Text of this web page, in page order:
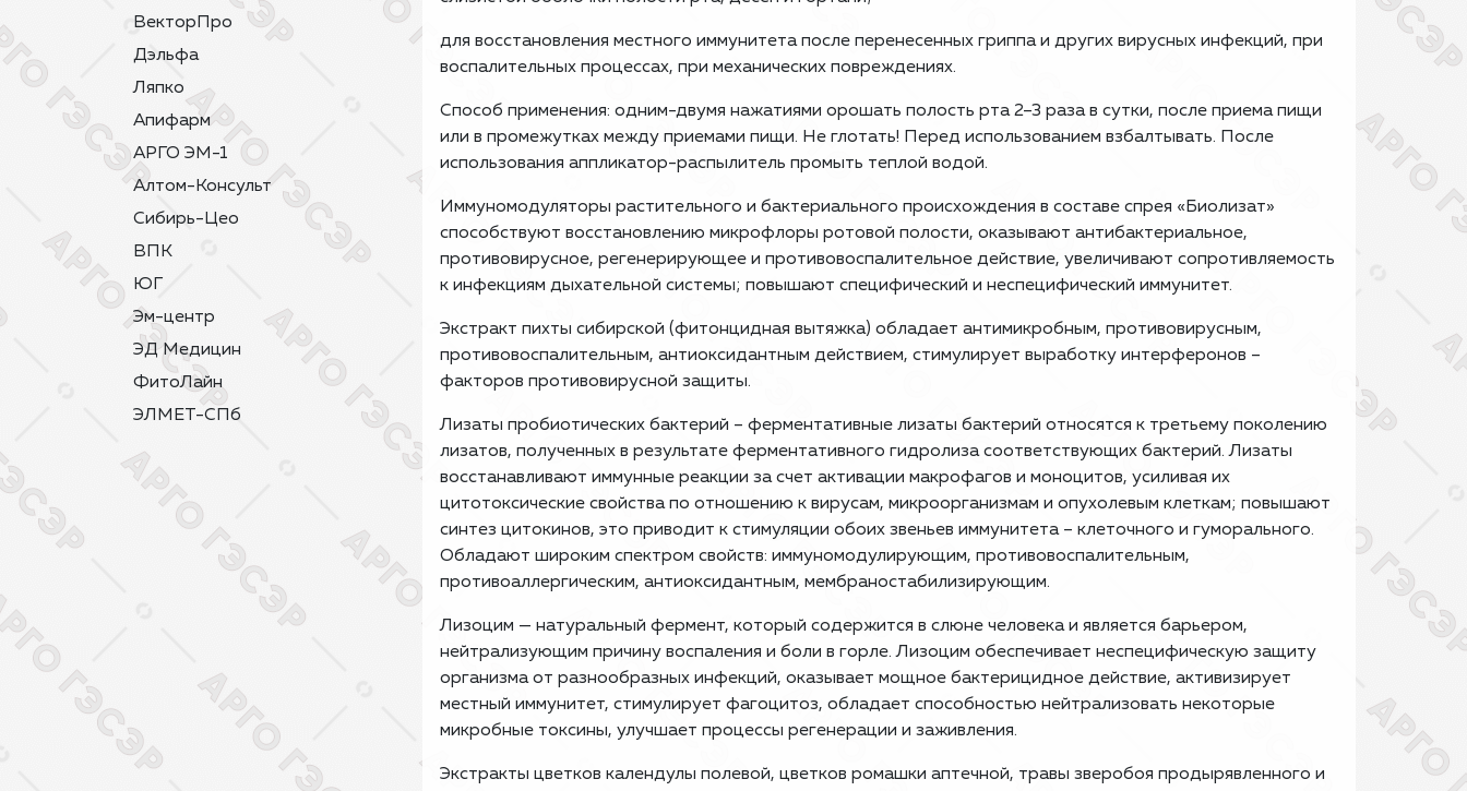
ВекторПро
Дэльфа
Ляпко
Апифарм
АРГО ЭМ-1
Алтом-Консульт
Сибирь-Цео
ВПК
ЮГ
Эм-центр
ЭД Медицин
ФитоЛайн
ЭЛМЕТ-СПб
для восстановления местного иммунитета после перенесенных гриппа и других вирусных инфекций, при
воспалительных процессах, при механических повреждениях.
Способ применения: одним-двумя нажатиями орошать полость рта 2–3 раза в сутки, после приема пищи
или в промежутках между приемами пищи. Не глотать! Перед использованием взбалтывать. После
использования аппликатор-распылитель промыть теплой водой.
Иммуномодуляторы растительного и бактериального происхождения в составе спрея «Биолизат»
способствуют восстановлению микрофлоры ротовой полости, оказывают антибактериальное,
противовирусное, регенерирующее и противовоспалительное действие, увеличивают сопротивляемость
к инфекциям дыхательной системы; повышают специфический и неспецифический иммунитет.
Экстракт пихты сибирской (фитонцидная вытяжка) обладает антимикробным, противовирусным,
противовоспалительным, антиоксидантным действием, стимулирует выработку интерферонов –
факторов противовирусной защиты.
Лизаты пробиотических бактерий – ферментативные лизаты бактерий относятся к третьему поколению
лизатов, полученных в результате ферментативного гидролиза соответствующих бактерий. Лизаты
восстанавливают иммунные реакции за счет активации макрофагов и моноцитов, усиливая их
цитотоксические свойства по отношению к вирусам, микроорганизмам и опухолевым клеткам; повышают
синтез цитокинов, это приводит к стимуляции обоих звеньев иммунитета – клеточного и гуморального.
Обладают широким спектром свойств: иммуномодулирующим, противовоспалительным,
противоаллергическим, антиоксидантным, мембраностабилизирующим.
Лизоцим — натуральный фермент, который содержится в слюне человека и является барьером,
нейтрализующим причину воспаления и боли в горле. Лизоцим обеспечивает неспецифическую защиту
организма от разнообразных инфекций, оказывает мощное бактерицидное действие, активизирует
местный иммунитет, стимулирует фагоцитоз, обладает способностью нейтрализовать некоторые
микробные токсины, улучшает процессы регенерации и заживления.
Экстракты цветков календулы полевой, цветков ромашки аптечной, травы зверобоя продырявленного и